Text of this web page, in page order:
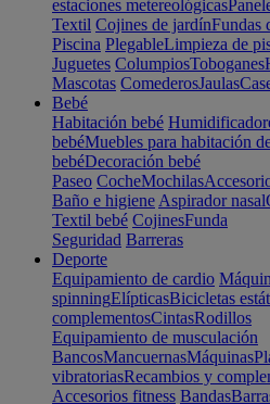
estaciones metereológicas
Textil Cojines de jardínFundas
Piscina PlegableLimpieza de
Juguetes ColumpiosToboganes
Mascotas ComederosJaulas
Bebé
Habitación bebé
bebéMuebles para habitación
bebéDecoración bebé
Paseo CocheMochilas
Baño e higiene Aspirador nasal
Textil bebé CojinesFunda
Seguridad Barreras
Deporte
Equipamiento de cardio
spinningElípticasBicicletas
complementosCintasRodillos
Equipamiento de musculación
BancosMancuernasMáquinas
vibratoriasRecambios y
Accesorios fitness Bandas